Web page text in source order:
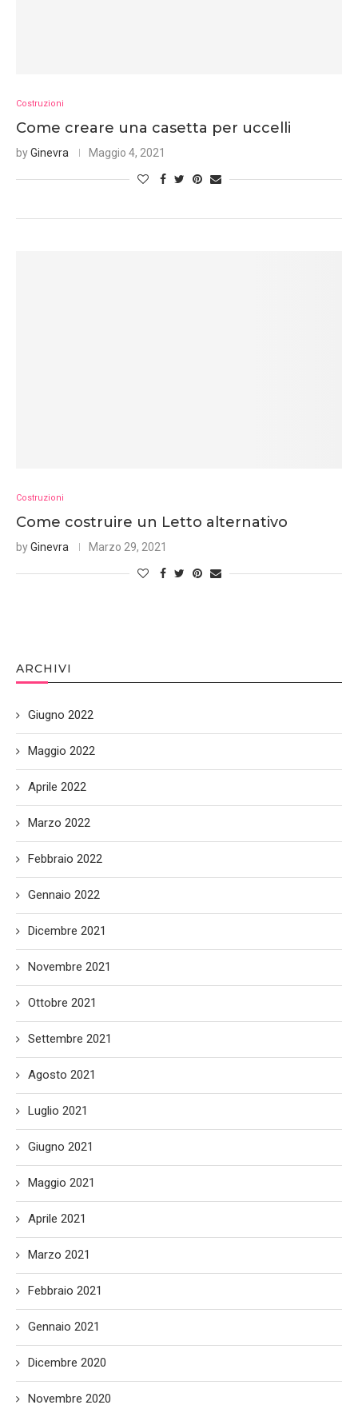
Costruzioni
Come creare una casetta per uccelli
byGinevra Maggio 4, 2021
Costruzioni
Come costruire un Letto alternativo
byGinevra Marzo 29, 2021
ARCHIVI
Giugno 2022
Maggio 2022
Aprile 2022
Marzo 2022
Febbraio 2022
Gennaio 2022
Dicembre 2021
Novembre 2021
Ottobre 2021
Settembre 2021
Agosto 2021
Luglio 2021
Giugno 2021
Maggio 2021
Aprile 2021
Marzo 2021
Febbraio 2021
Gennaio 2021
Dicembre 2020
Novembre 2020